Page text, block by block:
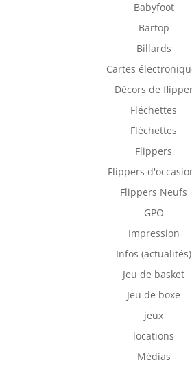
Babyfoot
Bartop
Billards
Cartes
Décors de
Fléchettes
Fléchettes
Flippers
Flippers
Flippers Neufs
GPO
Impression
Infos (actualités)
Jeu de basket
Jeu de boxe
jeux
locations
Médias